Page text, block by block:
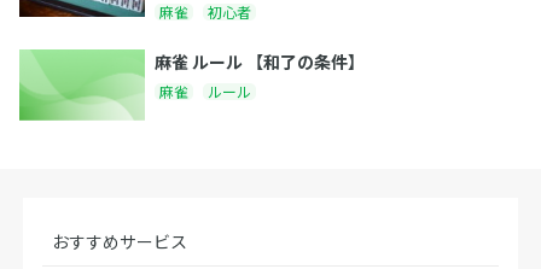
麻雀 初心者
麻雀 ルール 【和了の条件】
麻雀 ルール
おすすめサービス